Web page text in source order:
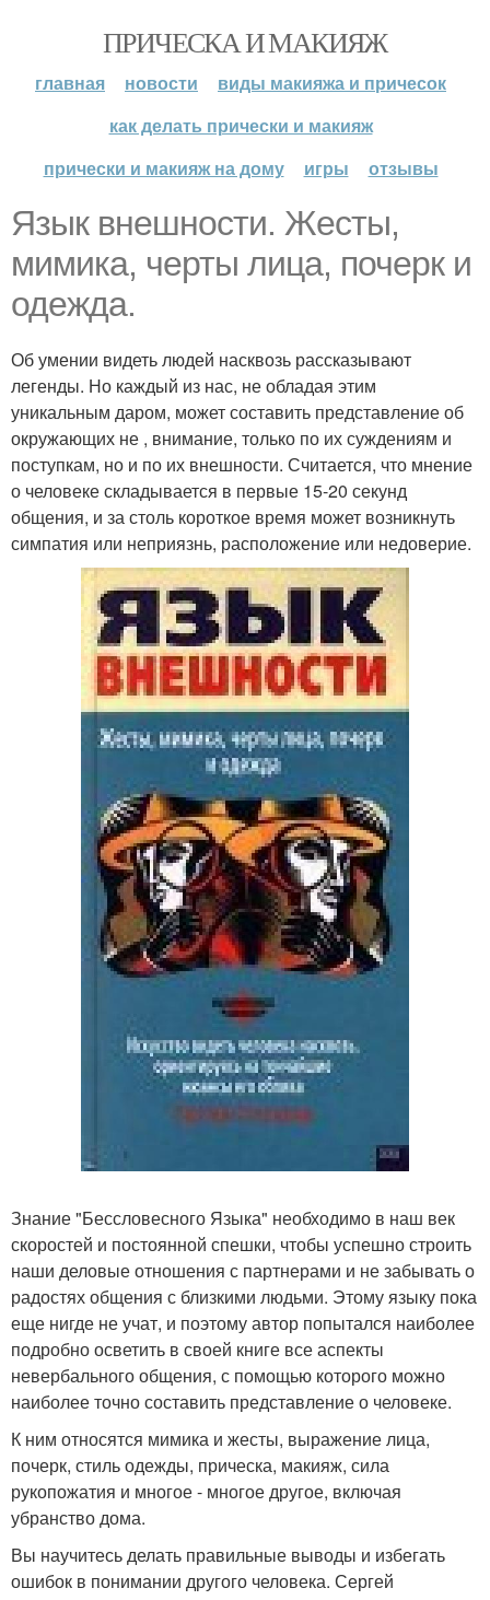
ПРИЧЕСКА И МАКИЯЖ
главная новости
виды макияжа и причесок
как делать прически и макияж
прически и макияж на дому
игры отзывы
Язык внешности. Жесты,
мимика, черты лица, почерк и
одежда.
Об умении видеть людей насквозь рассказывают
легенды. Но каждый из нас, не обладая этим
уникальным даром, может составить представление об
окружающих не , внимание, только по их суждениям и
поступкам, но и по их внешности. Считается, что мнение
о человеке складывается в первые 15-20 секунд
общения, и за столь короткое время может возникнуть
симпатия или неприязнь, расположение или недоверие.
Знание "Бессловесного Языка" необходимо в наш век
скоростей и постоянной спешки, чтобы успешно строить
наши деловые отношения с партнерами и не забывать о
радостях общения с близкими людьми. Этому языку пока
еще нигде не учат, и поэтому автор попытался наиболее
подробно осветить в своей книге все аспекты
невербального общения, с помощью которого можно
наиболее точно составить представление о человеке.
К ним относятся мимика и жесты, выражение лица,
почерк, стиль одежды, прическа, макияж, сила
рукопожатия и многое - многое другое, включая
убранство дома.
Вы научитесь делать правильные выводы и избегать
ошибок в понимании другого человека. Сергей